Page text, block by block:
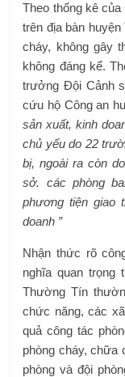
Theo thống kê của
trên địa bàn
cháy, không gây
không đáng kể.
trưởng Đội Cảnh
cứu hộ Công an
sản xuất, kinh
chủ yếu do 22
bị, ngoài ra còn
sở. các phòng
phương tiện giao
doanh ”
Nhận thức rõ
nghĩa quan trọng
Thường Tín
chức năng, các
quả công tác
phòng cháy, chữa
phòng và đội